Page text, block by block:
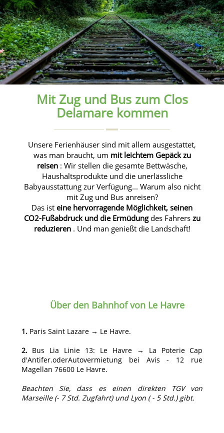
Mit Zug und Bus zum Clos
Delamare kommen
Unsere Ferienhäuser sind mit allem ausgestattet,
was man braucht, um mit leichtem Gepäck zu
reisen: Wir stellen die gesamte Bettwäsche,
Haushaltsprodukte und die unerlässliche
Babyausstattung zur Verfügung... Warum also nicht
mit Zug und Bus anreisen?
Das ist eine hervorragende Möglichkeit, seinen
CO2-Fußabdruck und die Ermüdungdes Fahrerszu
reduzieren. Und man genießt die Landschaft!
Über den Bahnhof von Le Havre
1.Paris Saint Lazare → Le Havre.
2. Bus Lia Linie 13: Le Havre → La Poterie Cap
d'Antifer.oderAutovermietung bei Avis - 12 rue
Magellan 76600 Le Havre.
Beachten Sie, dass es einen direkten TGV von
Marseille (- 7 Std. Zugfahrt) und Lyon ( - 5 Std.) gibt.